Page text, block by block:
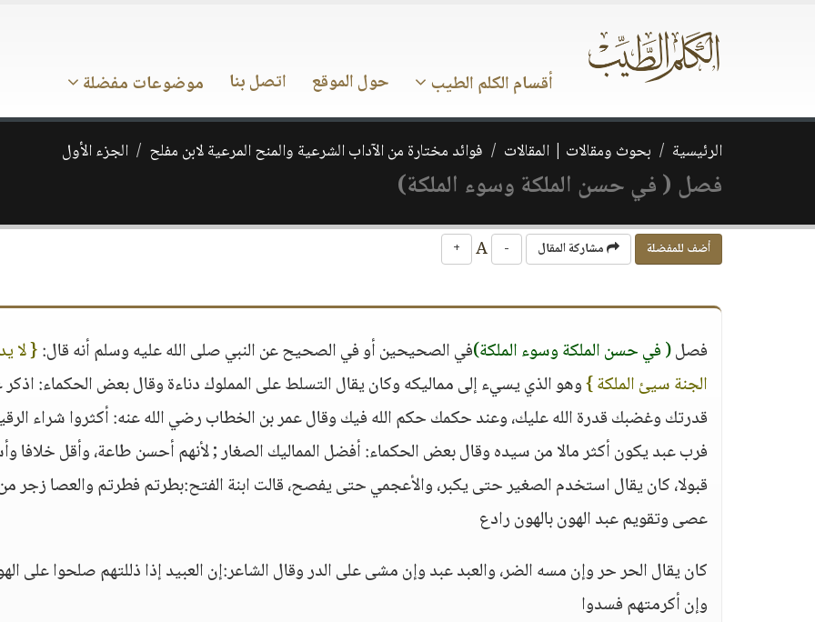
أقسام الكلم الطيب حول الموقع اتصل بنا موضوعات مفضلة
الرئيسية بحوث ومقالات | المقالات فوائد مختارة من الآداب الشرعية والمنح المرعية لابن مفلح الجزء الأول
فصل ( في حسن الملكة وسوء الملكة)
أضف للمفضلة مشاركة المقال -
+
فصل( في حسن الملكة وسوء الملكة)في الصحيحين أو في الصحيح عن النبي صلى الله عليه وسلم أنه قال:{ لا
الجنة سيئ الملكة }وهو الذي يسيء إلى مماليكه وكان يقال التسلط على المملوك دناءة وقال بعض الحكماء:
قدرتك وغضبك قدرة الله عليك، وعند حكمك حكم الله فيك وقال عمر بن الخطاب رضي الله عنه: أكثروا شراء
فرب عبد يكون أكثر مالا من سيده وقال بعض الحكماء: أفضل المماليك الصغار ; لأنهم أحسن طاعة، وأقل خلافا
قبولا، كان يقال استخدم الصغير حتى يكبر، والأعجمي حتى يفصح، قالت ابنة الفتح:بطرتم فطرتم والعصا زجر
عصى وتقويم عبد الهون بالهون رادع
كان يقال الحر حر وإن مسه الضر، والعبد عبد وإن مشى على الدر وقال الشاعر:إن العبيد إذا ذللتهم صلحوا على
وإن أكرمتهم فسدوا